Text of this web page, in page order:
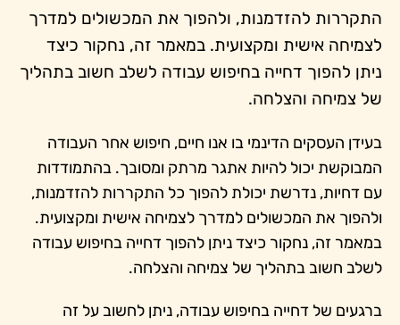
התקררות להזדמנות, ולהפוך את המכשולים למדרך
לצמיחה אישית ומקצועית. במאמר זה, נחקור כיצד
ניתן להפוך דחייה בחיפוש עבודה לשלב חשוב בתהליך
של צמיחה והצלחה.
בעידן העסקים הדינמי בו אנו חיים, חיפוש אחר העבודה
המבוקשת יכול להיות אתגר מרתק ומסובך. בהתמודדות
עם דחיות, נדרשת יכולת להפוך כל התקררות להזדמנות,
ולהפוך את המכשולים למדרך לצמיחה אישית ומקצועית.
במאמר זה, נחקור כיצד ניתן להפוך דחייה בחיפוש עבודה
לשלב חשוב בתהליך של צמיחה והצלחה.
ברגעים של דחייה בחיפוש עבודה, ניתן לחשוב על זה